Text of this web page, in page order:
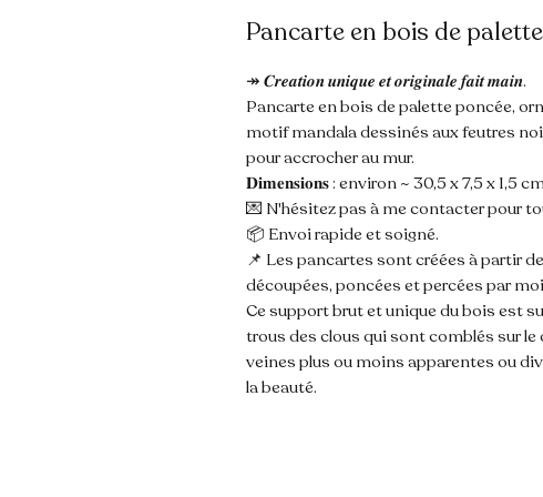
Pancarte en bois de
↠ 𝑪𝒓𝒆𝒂𝒕𝒊𝒐𝒏 𝒖𝒏𝒊𝒒𝒖𝒆 𝒆𝒕 𝒐𝒓𝒊𝒈𝒊𝒏𝒂𝒍𝒆 𝒇𝒂𝒊𝒕 𝒎𝒂𝒊𝒏.
Pancarte en bois de palette poncée,
motif mandala dessinés aux feutres
pour accrocher au mur.
𝐃𝐢𝐦𝐞𝐧𝐬𝐢𝐨𝐧𝐬 : environ ~ 30,5 x 7,5 x 1,5
💌 N'hésitez pas à me contacter pour
📦 Envoi rapide et soigné.
📌 Les pancartes sont créées à partir
découpées, poncées et percées par
Ce support brut et unique du bois est
trous des clous qui sont comblés sur
veines plus ou moins apparentes ou
la beauté.